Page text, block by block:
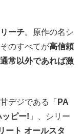
ーチ。原作の名シ
のすべてが高信頼
常以外であれば激
デジである「 PA
ピー! 」、シリー
ート オールスタ